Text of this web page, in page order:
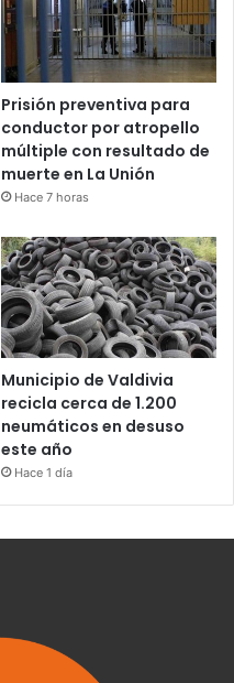
Prisión preventiva para
conductor por atropello
múltiple con resultado de
muerte en La Unión
Hace 7 horas
Municipio de Valdivia
recicla cerca de 1.200
neumáticos en desuso
este año
Hace 1 día